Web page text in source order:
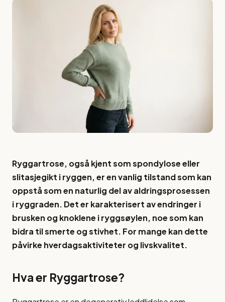
Ryggartrose, også kjent som spondylose eller
slitasjegikt i ryggen, er en vanlig tilstand som kan
oppstå som en naturlig del av aldringsprosessen
i ryggraden. Det er karakterisert av endringer i
brusken og knoklene i ryggsøylen, noe som kan
bidra til smerte og stivhet. For mange kan dette
påvirke hverdagsaktiviteter og livskvalitet.
Hva er Ryggartrose?